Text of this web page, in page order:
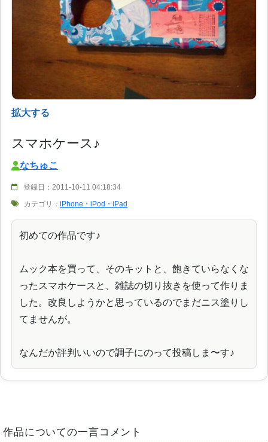
拡大する
スマホケース♪
なちゅこ
登録日：2011-10-11 04:18:34
カテゴリ： iPhone・iPod・iPad
初めての作品です♪
ムック本を買って、そのキットと、飽きていらなくな
ったスマホケースと、雑誌の切り抜きを使って作りま
した。改良しようかと思っているのでまだニス塗りし
てませんが。
なんだか評判いいので調子にのって投稿しま〜す♪
作品についての一言コメント